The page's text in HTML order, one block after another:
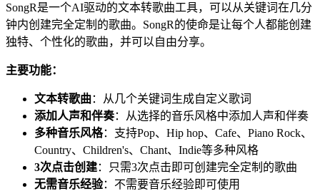
SongR是一个AI驱动的文本转歌曲工具，可以从关键词在几分
钟内创建完全定制的歌曲。SongR的使命是让每个人都能创建
独特、个性化的歌曲，并可以自由分享。
主要功能：
文本转歌曲：从几个关键词生成自定义歌词
添加人声和伴奏：从选择的音乐风格中添加人声和伴奏
多种音乐风格：支持Pop、Hip hop、Cafe、Piano Rock、
Country、Children's、Chant、Indie等多种风格
3次点击创建：只需3次点击即可创建完全定制的歌曲
无需音乐经验：不需要音乐经验即可使用